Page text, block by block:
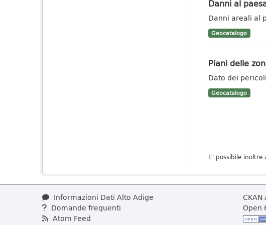
Danni al
Danni areali al
Geocatalogo
Piani delle
Dato dei
Geocatalogo
E' possibile inoltre
Informazioni Dati Alto Adige
Domande frequenti
Atom Feed
CKAN
Open